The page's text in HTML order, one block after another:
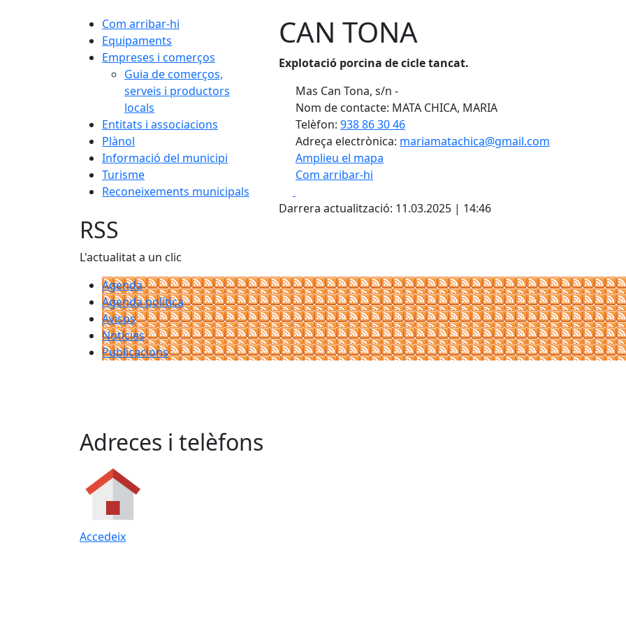
Com arribar-hi
Equipaments
Empreses i comerços
Guia de comerços,
serveis i productors
locals
Entitats i associacions
Plànol
Informació del municipi
Turisme
Reconeixements municipals
CAN TONA
Explotació porcina de cicle tancat.
Mas Can Tona, s/n -
Nom de contacte: MATA CHICA, MARIA
Telèfon: 938 86 30 46
Adreça electrònica: mariamatachica@gmail.com
Amplieu el mapa
Com arribar-hi
+
Darrera actualització: 11.03.2025 | 14:46
RSS
L'actualitat a un clic
Agenda
Agenda política
Avisos
Notícies
Publicacions
Adreces i telèfons
Accedeix